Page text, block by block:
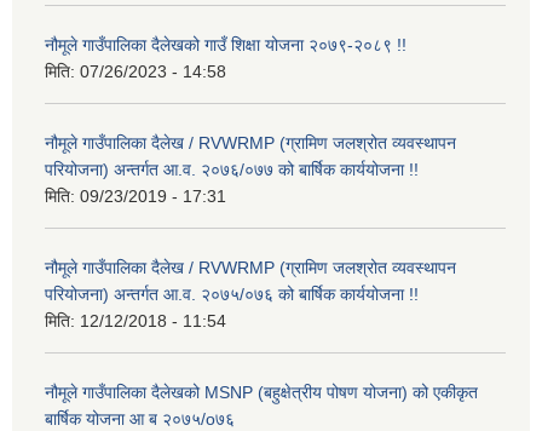
नौमूले गाउँपालिका दैलेखको गाउँ शिक्षा योजना २०७९-२०८९ !!
मिति: 07/26/2023 - 14:58
नौमूले गाउँपालिका दैलेख / RVWRMP (ग्रामिण जलश्रोत व्यवस्थापन
परियोजना) अन्तर्गत आ.व. २०७६/०७७ को बार्षिक कार्ययोजना !!
मिति: 09/23/2019 - 17:31
नौमूले गाउँपालिका दैलेख / RVWRMP (ग्रामिण जलश्रोत व्यवस्थापन
परियोजना) अन्तर्गत आ.व. २०७५/०७६ को बार्षिक कार्ययोजना !!
मिति: 12/12/2018 - 11:54
नौमूले गाउँपालिका दैलेखको MSNP (बहुक्षेत्रीय पोषण योजना) को एकीकृत
बार्षिक योजना आ ब २०७५/o७६